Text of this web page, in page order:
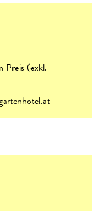
Preis (exkl.